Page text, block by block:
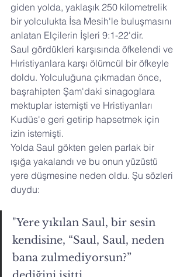
giden yolda, yaklaşık 250 kilometrelik
bir yolculukta İsa Mesih'le buluşmasını
anlatan Elçilerin İşleri 9:1-22'dir.
Saul gördükleri karşısında öfkelendi ve
Hıristiyanlara karşı ölümcül bir öfkeyle
doldu. Yolculuğuna çıkmadan önce,
başrahipten Şam'daki sinagoglara
mektuplar istemişti ve Hristiyanları
Kudüs'e geri getirip hapsetmek için
izin istemişti.
Yolda Saul gökten gelen parlak bir
ışığa yakalandı ve bu onun yüzüstü
yere düşmesine neden oldu. Şu sözleri
duydu:
"Yere yıkılan Saul, bir sesin
kendisine, “Saul, Saul, neden
bana zulmediyorsun?”